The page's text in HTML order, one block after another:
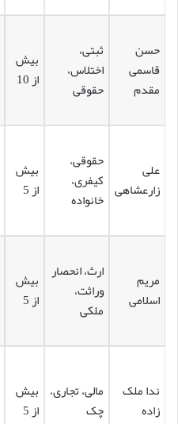
حسن
قاسمی
مقدم
ثبتی،
اختلاس،
حقوقی
بیش
از 10
علی
زارعشاهی
حقوقی،
کیفری،
خانواده
بیش
از 5
مریم
اسلامی
ارث، انحصار
وراثت،
ملکی
بیش
از 5
ندا ملک
زاده
مالی، تجاری،
چک
بیش
از 5